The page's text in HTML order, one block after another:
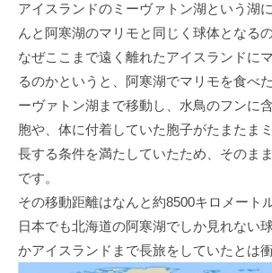
アイスランドのミーヴァトン湖という湖
んと阿寒湖のマリモと同じく球体となるの
なぜここまで遠く離れたアイスランドに
るのかというと、阿寒湖でマリモを食べ
ーヴァトン湖まで移動し、水鳥のフンに
胞や、体に付着していた胞子がたまたま
長する条件を満たしていたため、そのま
です。
その移動距離はなんと約8500キロメート
日本でも北海道の阿寒湖でしか見れない
かアイスランドまで長旅をしていたとは